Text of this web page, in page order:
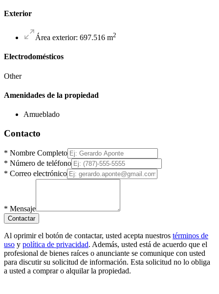
Exterior
Área exterior: 697.516 m2
Electrodomésticos
Other
Amenidades de la propiedad
Amueblado
Contacto
* Nombre Completo
* Número de teléfono
* Correo electrónico
* Mensaje
Contactar
Al oprimir el botón de contactar, usted acepta nuestros términos de
uso y política de privacidad. Además, usted está de acuerdo que el
profesional de bienes raíces o anunciante se comunique con usted
para discutir su solicitud de información. Esta solicitud no lo obliga
a usted a comprar o alquilar la propiedad.